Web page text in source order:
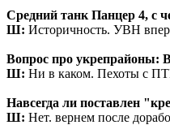
Средний танк Панцер 4, с
Ш: Историчность. УВН
Вопрос про укрепрайоны:
Ш: Ни в каком. Пехоты с
Навсегда ли поставлен
Ш: Нет. вернем после